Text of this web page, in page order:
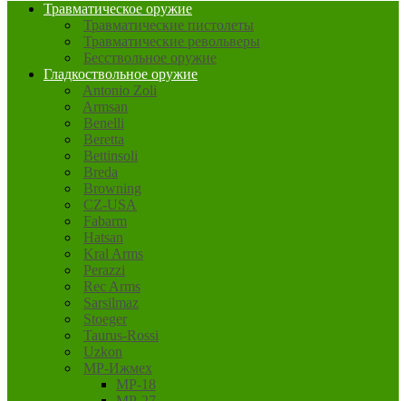
Травматическое оружие
Травматические пистолеты
Травматические револьверы
Бесствольное оружие
Гладкоствольное оружие
Antonio Zoli
Armsan
Benelli
Beretta
Bettinsoli
Breda
Browning
CZ-USA
Fabarm
Hatsan
Kral Arms
Perazzi
Rec Arms
Sarsilmaz
Stoeger
Taurus-Rossi
Uzkon
MP-Ижмех
MP-18